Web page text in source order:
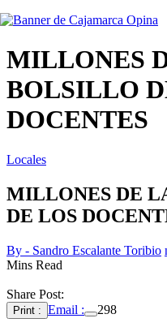
MILLONES
BOLSILLO
DOCENTES
Locales
MILLONES DE
DE LOS
By - Sandro Escalante Toribio
Mins Read
Share Post:
Print : Email : 298